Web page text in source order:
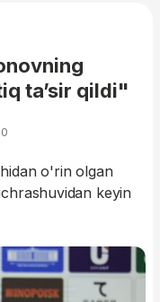
ta’sir qildi"
o'rin olgan
keyin